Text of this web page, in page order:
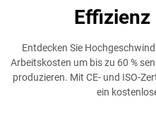
Effizienz
Entdecken Sie
Arbeitskosten um bis zu 60 %
produzieren. Mit CE- und ISO-
ein